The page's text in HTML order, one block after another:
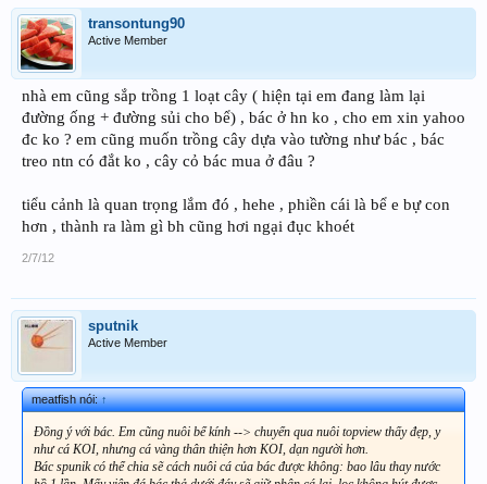
transontung90
Active Member
nhà em cũng sắp trồng 1 loạt cây ( hiện tại em đang làm lại
đường ống + đường sủi cho bể) , bác ở hn ko , cho em xin yahoo
đc ko ? em cũng muốn trồng cây dựa vào tường như bác , bác
treo ntn có đắt ko , cây cỏ bác mua ở đâu ?
tiểu cảnh là quan trọng lắm đó , hehe , phiền cái là bể e bự con
hơn , thành ra làm gì bh cũng hơi ngại đục khoét
2/7/12
sputnik
Active Member
meatfish nói:↑
Đồng ý với bác. Em cũng nuôi bể kính --> chuyển qua nuôi topview thấy đẹp, y
như cá KOI, nhưng cá vàng thân thiện hơn KOI, dạn người hơn.
Bác spunik có thể chia sẽ cách nuôi cá của bác được không: bao lâu thay nước